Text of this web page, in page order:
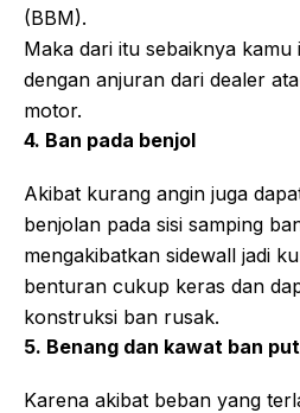
(BBM).
Maka dari itu sebaiknya kamu
dengan anjuran dari dealer
motor.
4. Ban pada benjol
Akibat kurang angin juga
benjolan pada sisi samping
mengakibatkan sidewall jadi
benturan cukup keras dan
konstruksi ban rusak.
5. Benang dan kawat ban
Karena akibat beban yang